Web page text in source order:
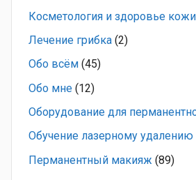
Косметология и здоровье кожи
Лечение грибка (2)
Обо всём (45)
Обо мне (12)
Оборудование для
Обучение лазерному удалению
Перманентный макияж (89)